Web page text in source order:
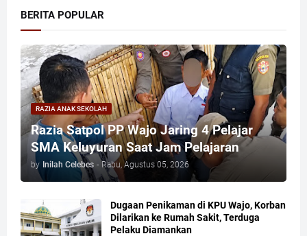
BERITA POPULAR
RAZIA ANAK SEKOLAH
Razia Satpol PP Wajo Jaring 4 Pelajar
SMA Keluyuran Saat Jam Pelajaran
by Inilah Celebes - Rabu, Agustus 05, 2026
Dugaan Penikaman di KPU Wajo, Korban
Dilarikan ke Rumah Sakit, Terduga
Pelaku Diamankan